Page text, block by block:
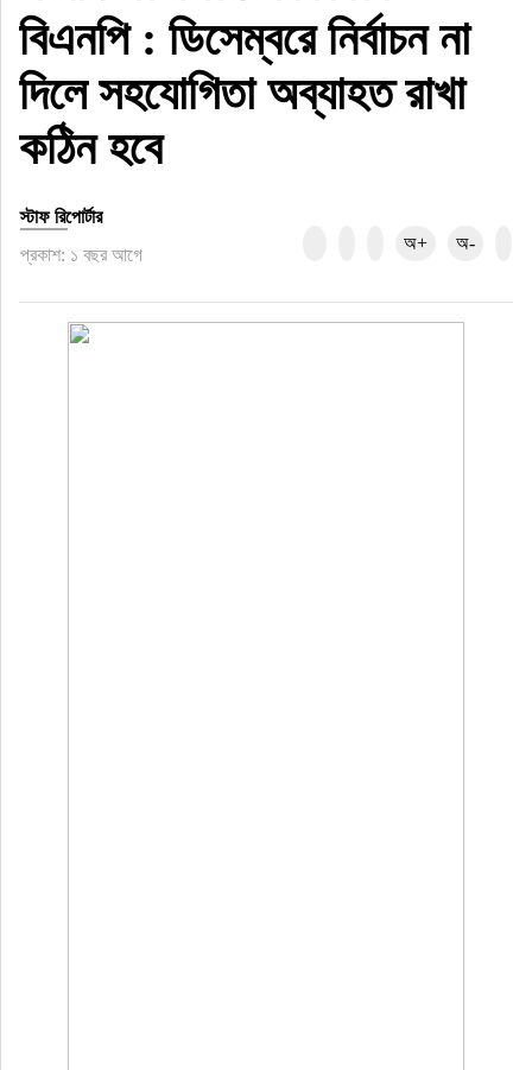
নির্বাচন
আলোচিত সংবাদ
ই-পেপার
অন্যান্য
বিএনপি : ডিসেম্বরে নির্বাচন না
দিলে সহযোগিতা অব্যাহত রাখা
কঠিন হবে
স্টাফ রিপোর্টার
প্রকাশ: ১ বছর আগে
অ+ অ-